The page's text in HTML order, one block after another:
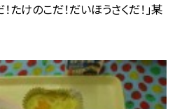
！たけのこだ！だいほうさくだ！」某